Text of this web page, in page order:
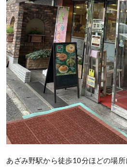
あざみ野駅から徒歩10分ほどの場